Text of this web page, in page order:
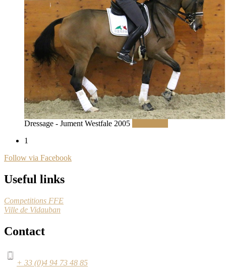
Dressage - Jument Westfale 2005
1
Follow via Facebook
Useful links
Competitions FFE
Ville de Vidauban
Contact
+ 33 (0)4 94 73 48 85